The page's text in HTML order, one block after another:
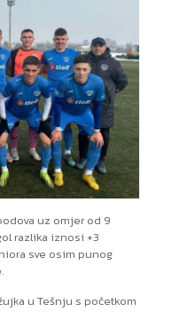
uz omjer od 9
razlika iznosi +3
sve osim punog
u Tešnju s početkom